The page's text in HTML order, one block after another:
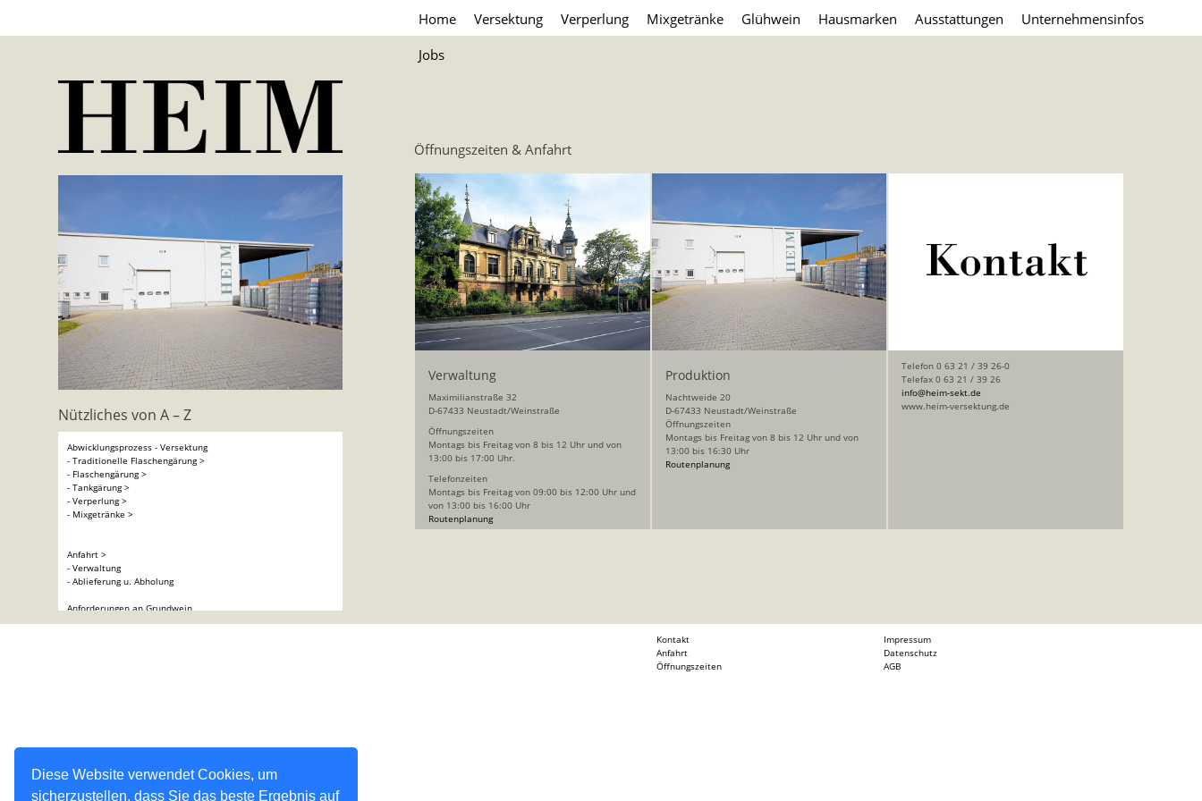
Diese Website verwendet Cookies, um
sicherzustellen, dass Sie das beste Ergebnis auf
Home Versektung Verperlung Mixgetränke Glühwein Hausmarken Ausstattungen
Unternehmensinfos
Jobs
Nützliches von A – Z
Abwicklungsprozess - Versektung
- Traditionelle Flaschengärung >
- Flaschengärung >
- Tankgärung >
- Verperlung >
- Mixgetränke >
Anfahrt >
- Verwaltung
- Ablieferung u. Abholung
Anforderungen an Grundwein
Etiketten für Kartons >
Etiketten >
Öffnungszeiten & Anfahrt
Verwaltung
Maximilianstraße 32
D-67433 Neustadt/Weinstraße
Öffnungszeiten
Montags bis Freitag von 8 bis 12 Uhr und von
13:00 bis 17:00 Uhr.
Telefonzeiten
Montags bis Freitag von 09:00 bis 12:00 Uhr und
von 13:00 bis 16:00 Uhr
Routenplanung
Produktion
Nachtweide 20
D-67433 Neustadt/Weinstraße
Öffnungszeiten
Montags bis Freitag von 8 bis 12 Uhr und von
13:00 bis 16:30 Uhr
Routenplanung
Telefon 0 63 21 / 39 26-0
Telefax 0 63 21 / 39 26
info@heim-sekt.de
www.heim-versektung.de
Kontakt
Anfahrt
Öffnungszeiten
Impressum
Datenschutz
AGB